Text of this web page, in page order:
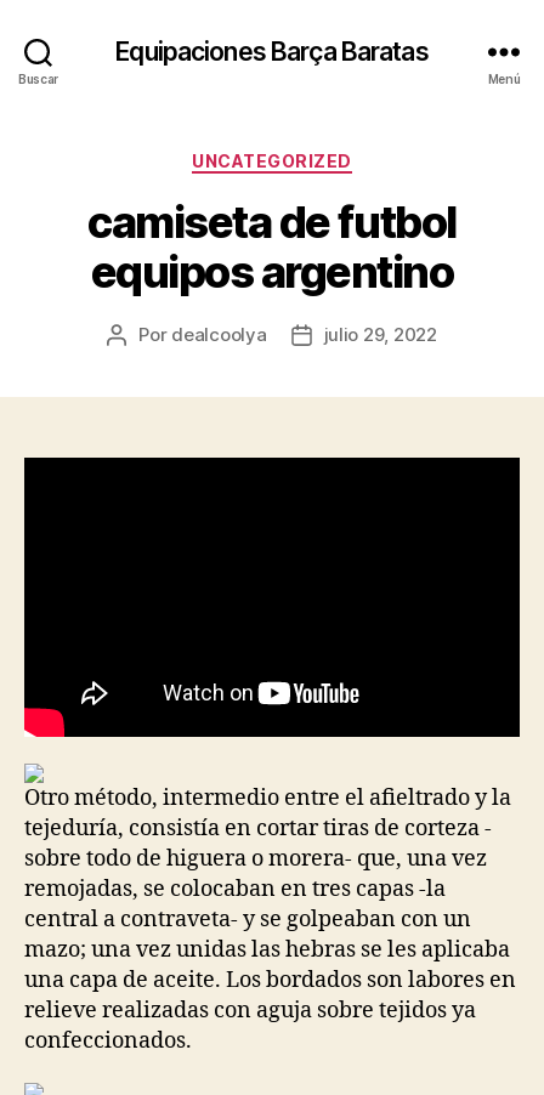
Buscar
Equipaciones Barça Baratas
Menú
Categorías
UNCATEGORIZED
camiseta de futbol
equipos argentino
Autor
Por dealcoolya
Fechajulio 29, 2022
Otro método, intermedio entre el afieltrado y la
tejeduría, consistía en cortar tiras de corteza -
sobre todo de higuera o morera- que, una vez
remojadas, se colocaban en tres capas -la
central a contraveta- y se golpeaban con un
mazo; una vez unidas las hebras se les aplicaba
una capa de aceite. Los bordados son labores en
relieve realizadas con aguja sobre tejidos ya
confeccionados.